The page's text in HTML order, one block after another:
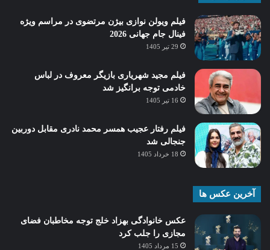
فیلم ویولن نوازی بیژن مرتضوی در مراسم ویژه
فینال جام جهانی 2026
29 تیر 1405
فیلم مجید شهریاری بازیگر معروف در لباس
خادمی توجه برانگیز شد
16 تیر 1405
فیلم رفتار عجیب همسر محمد نادری مقابل دوربین
جنجالی شد
18 خرداد 1405
آخرین عکس ها
عکس خانوادگی بهزاد خلج توجه مخاطبان فضای
مجازی را جلب کرد
15 مرداد 1405